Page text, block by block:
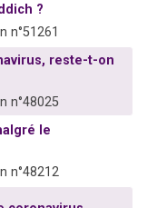
?
n°51261
reste-t-on
n°48025
le
n°48212